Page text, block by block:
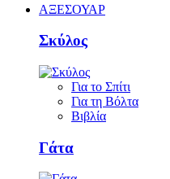
ΑΞΕΣΟΥΑΡ
Σκύλος
Για το Σπίτι
Για τη Βόλτα
Βιβλία
Γάτα